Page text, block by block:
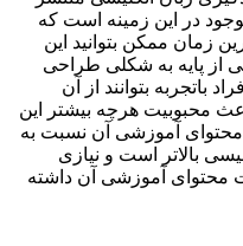
در این زمینه است که
زمان ممکن بتوانید این
از پایه به شکلی طراحی
باتجربه بتوانند از آن
محبوبیت هرچه بیشتر این
آموزشی آن نسبت به
بالاتر است و نیازی
محتوای آموزشی آن داشته